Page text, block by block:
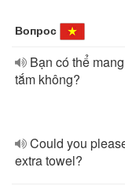
Вопрос
Bạn có thể
tắm không?
Could you
extra towel?